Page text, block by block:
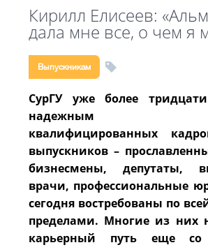
Кирилл Елисеев:
дала мне все, о чем я
Выпускникам
СурГУ уже более
надежным
квалифицированных
выпускников –
бизнесмены, депутаты,
врачи, профессиональные
сегодня востребованы по
пределами. Многие из них
карьерный путь еще со